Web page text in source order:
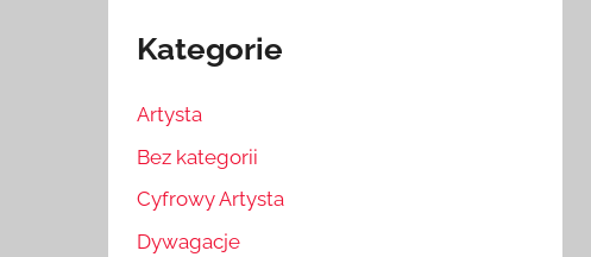
Kategorie
Artysta
Bez kategorii
Cyfrowy Artysta
Dywagacje